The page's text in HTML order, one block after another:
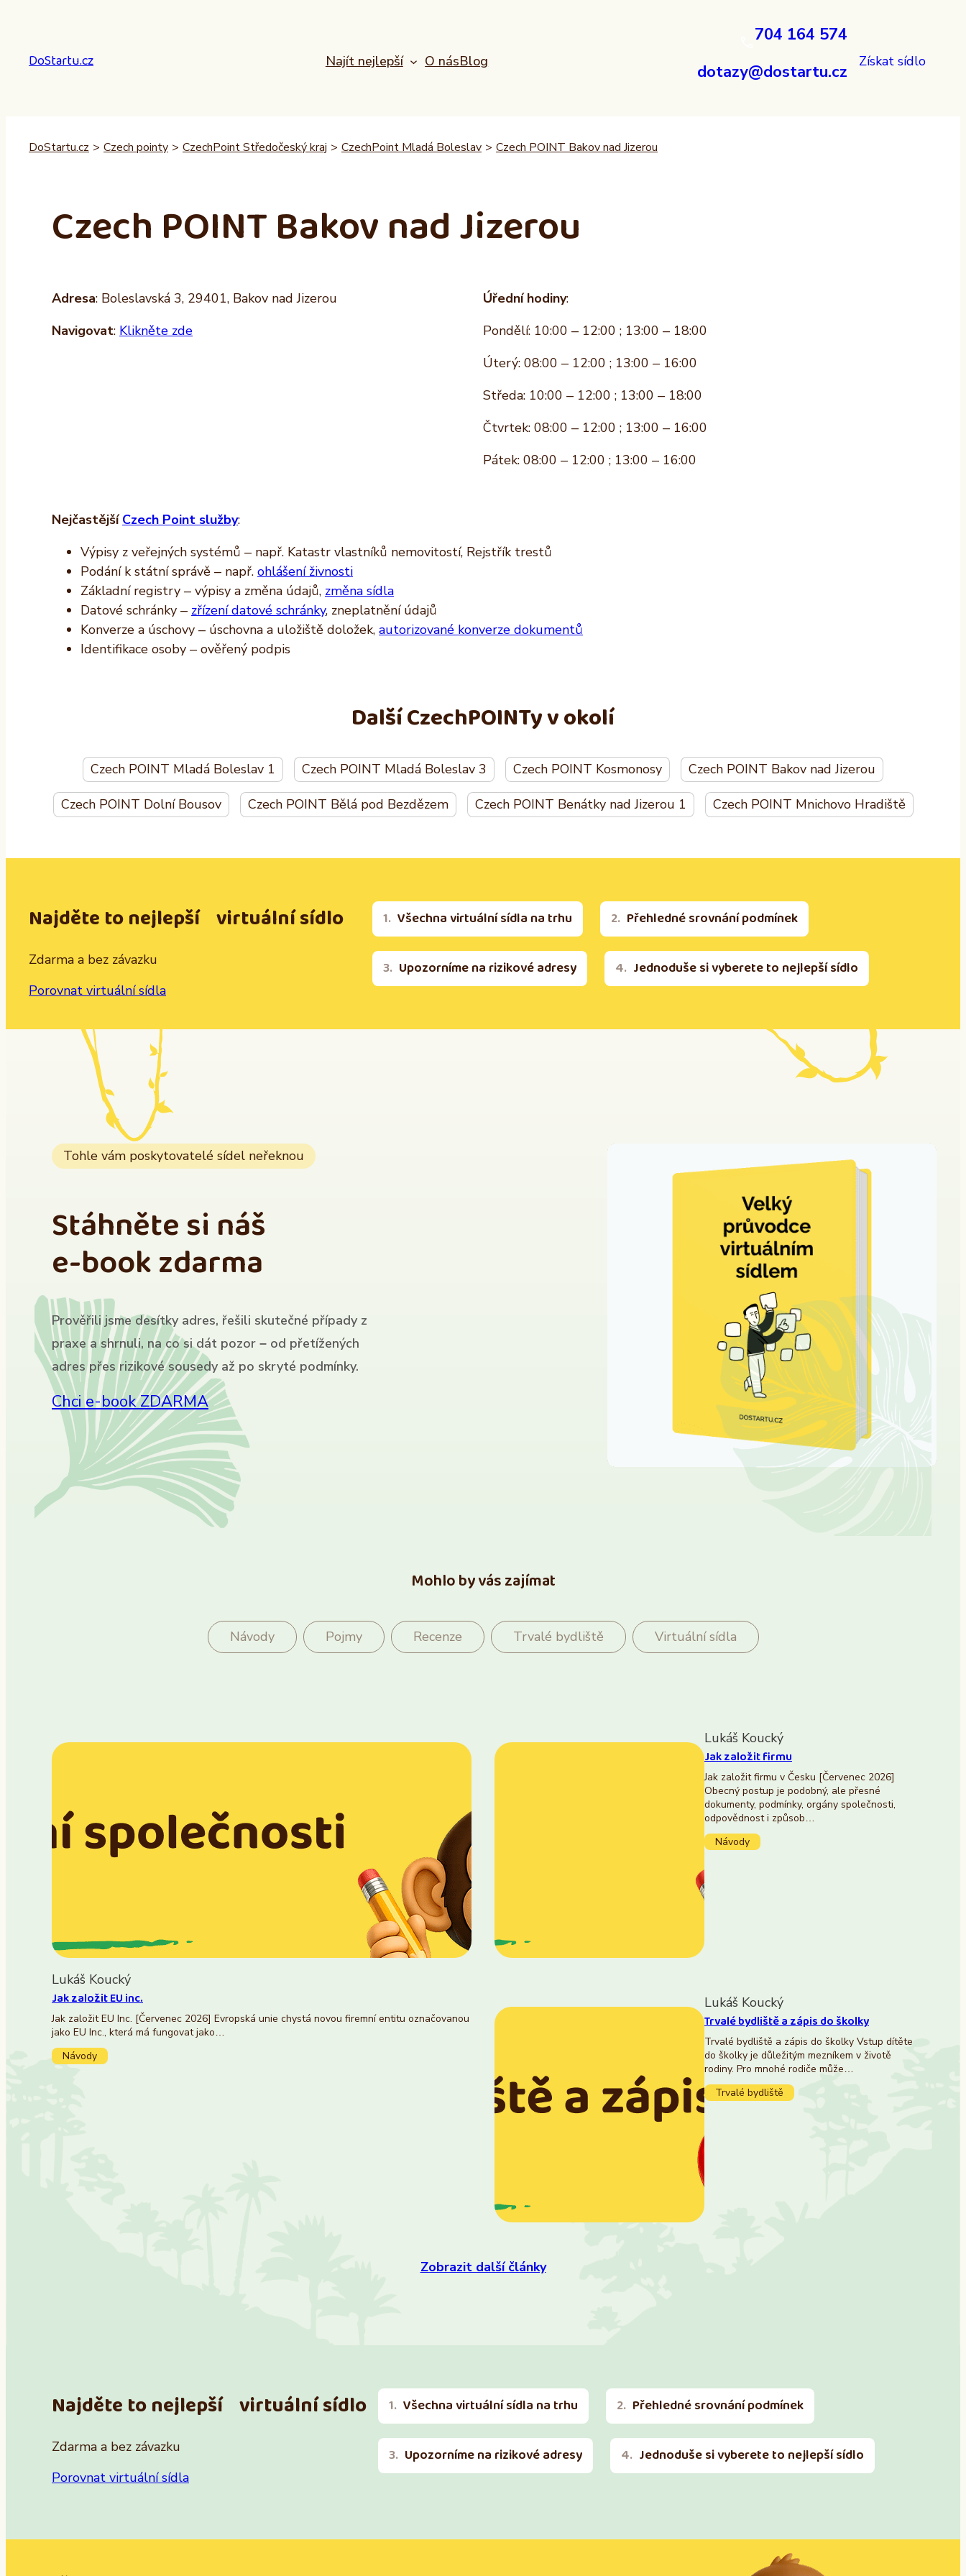
DoStartu.cz Najít nejlepší O násBlog
704 164 574
dotazy@dostartu.cz
Získat sídlo
DoStartu.cz > Czech pointy > CzechPoint Středočeský kraj > CzechPoint Mladá Boleslav > Czech POINT Bakov nad Jizerou
Czech POINT Bakov nad Jizerou
Adresa: Boleslavská 3, 29401, Bakov nad Jizerou
Navigovat: Klikněte zde
Úřední hodiny:
Pondělí: 10:00 – 12:00 ; 13:00 – 18:00
Úterý: 08:00 – 12:00 ; 13:00 – 16:00
Středa: 10:00 – 12:00 ; 13:00 – 18:00
Čtvrtek: 08:00 – 12:00 ; 13:00 – 16:00
Pátek: 08:00 – 12:00 ; 13:00 – 16:00
NejčastějšíCzech Point služby:
Výpisy z veřejných systémů – např. Katastr vlastníků nemovitostí, Rejstřík trestů
Podání k státní správě – např. ohlášení živnosti
Základní registry – výpisy a změna údajů, změna sídla
Datové schránky – zřízení datové schránky, zneplatnění údajů
Konverze a úschovy – úschovna a uložiště doložek, autorizované konverze dokumentů
Identifikace osoby – ověřený podpis
Další CzechPOINTy v okolí
Czech POINT Mladá Boleslav 1 Czech POINT Mladá Boleslav 3 Czech POINT Kosmonosy Czech POINT Bakov nad Jizerou
Czech POINT Dolní Bousov Czech POINT Bělá pod Bezdězem Czech POINT Benátky nad Jizerou 1 Czech POINT Mnichovo Hradiště
Najděte to nejlepší virtuální sídlo
Zdarma a bez závazku
Porovnat virtuální sídla
Všechna virtuální sídla na trhu Přehledné srovnání podmínek
Upozorníme na rizikové adresy Jednoduše si vyberete to nejlepší sídlo
Tohle vám poskytovatelé sídel neřeknou
Stáhněte si náš
e-book zdarma
Prověřili jsme desítky adres, řešili skutečné případy z
praxe a shrnuli, na co si dát pozor – od přetížených
adres přes rizikové sousedy až po skryté podmínky.
Chci e-book ZDARMA
Mohlo by vás zajímat
Návody Pojmy Recenze Trvalé bydliště Virtuální sídla
Lukáš Koucký
Jak založit EU inc.
Jak založit EU Inc. [Červenec 2026] Evropská unie chystá novou firemní entitu označovanou
jako EU Inc., která má fungovat jako…
Návody
Lukáš Koucký
Jak založit firmu
Jak založit firmu v Česku [Červenec 2026]
Obecný postup je podobný, ale přesné
dokumenty, podmínky, orgány společnosti,
odpovědnost i způsob…
Návody
Lukáš Koucký
Trvalé bydliště a zápis do školky
Trvalé bydliště a zápis do školky Vstup dítěte
do školky je důležitým mezníkem v životě
rodiny. Pro mnohé rodiče může…
Trvalé bydliště
Zobrazit další články
Najděte to nejlepší virtuální sídlo
Zdarma a bez závazku
Porovnat virtuální sídla
Všechna virtuální sídla na trhu Přehledné srovnání podmínek
Upozorníme na rizikové adresy Jednoduše si vyberete to nejlepší sídlo